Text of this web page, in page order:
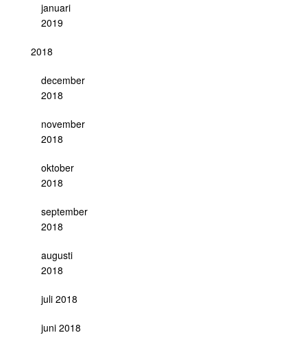
januari
2019
2018
december
2018
november
2018
oktober
2018
september
2018
augusti
2018
juli 2018
juni 2018